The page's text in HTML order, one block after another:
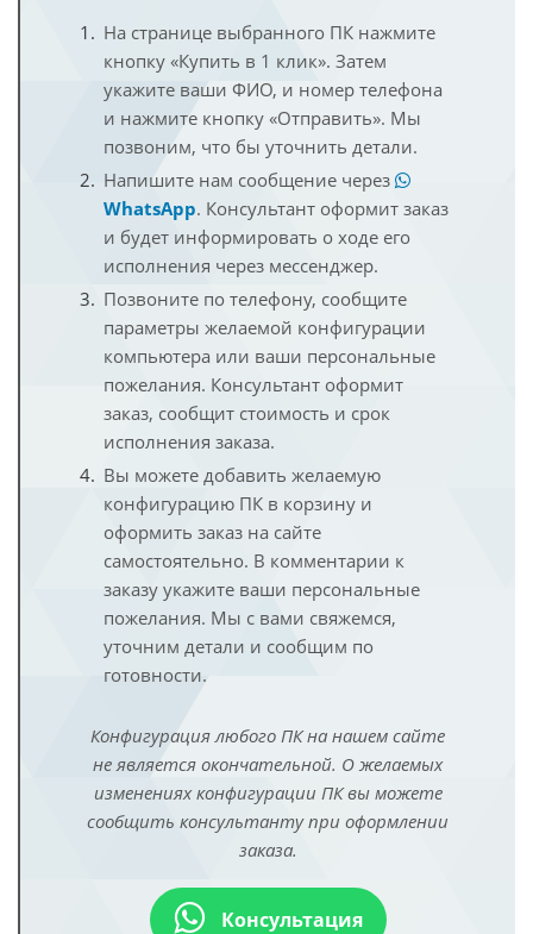
На странице выбранного ПК нажмите
кнопку «Купить в 1 клик». Затем
укажите ваши ФИО, и номер телефона
и нажмите кнопку «Отправить». Мы
позвоним, что бы уточнить детали.
Напишите нам сообщение через
WhatsApp. Консультант оформит заказ
и будет информировать о ходе его
исполнения через мессенджер.
Позвоните по телефону, сообщите
параметры желаемой конфигурации
компьютера или ваши персональные
пожелания. Консультант оформит
заказ, сообщит стоимость и срок
исполнения заказа.
Вы можете добавить желаемую
конфигурацию ПК в корзину и
оформить заказ на сайте
самостоятельно. В комментарии к
заказу укажите ваши персональные
пожелания. Мы с вами свяжемся,
уточним детали и сообщим по
готовности.
Конфигурация любого ПК на нашем сайте
не является окончательной. О желаемых
изменениях конфигурации ПК вы можете
сообщить консультанту при оформлении
заказа.
Консультация